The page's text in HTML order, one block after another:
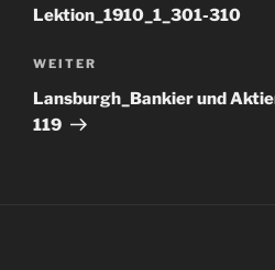
Lektion_1910_1_301-310
Nächster
Beitrag
WEITER
Lansburgh_Bankier und
119